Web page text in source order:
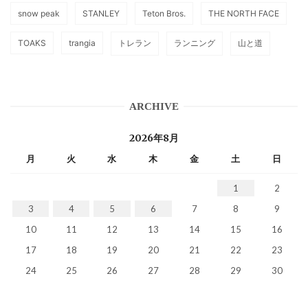
snow peak STANLEY Teton Bros. THE NORTH FACE
TOAKS trangia トレラン ランニング 山と道
ARCHIVE
2026年8月
月 火 水 木 金 土 日
1
2
3
4 5 6 7 8
9
10
11 12 13 14 15
16
17
18 19 20 21 22
23
24
25 26 27 28 29
30